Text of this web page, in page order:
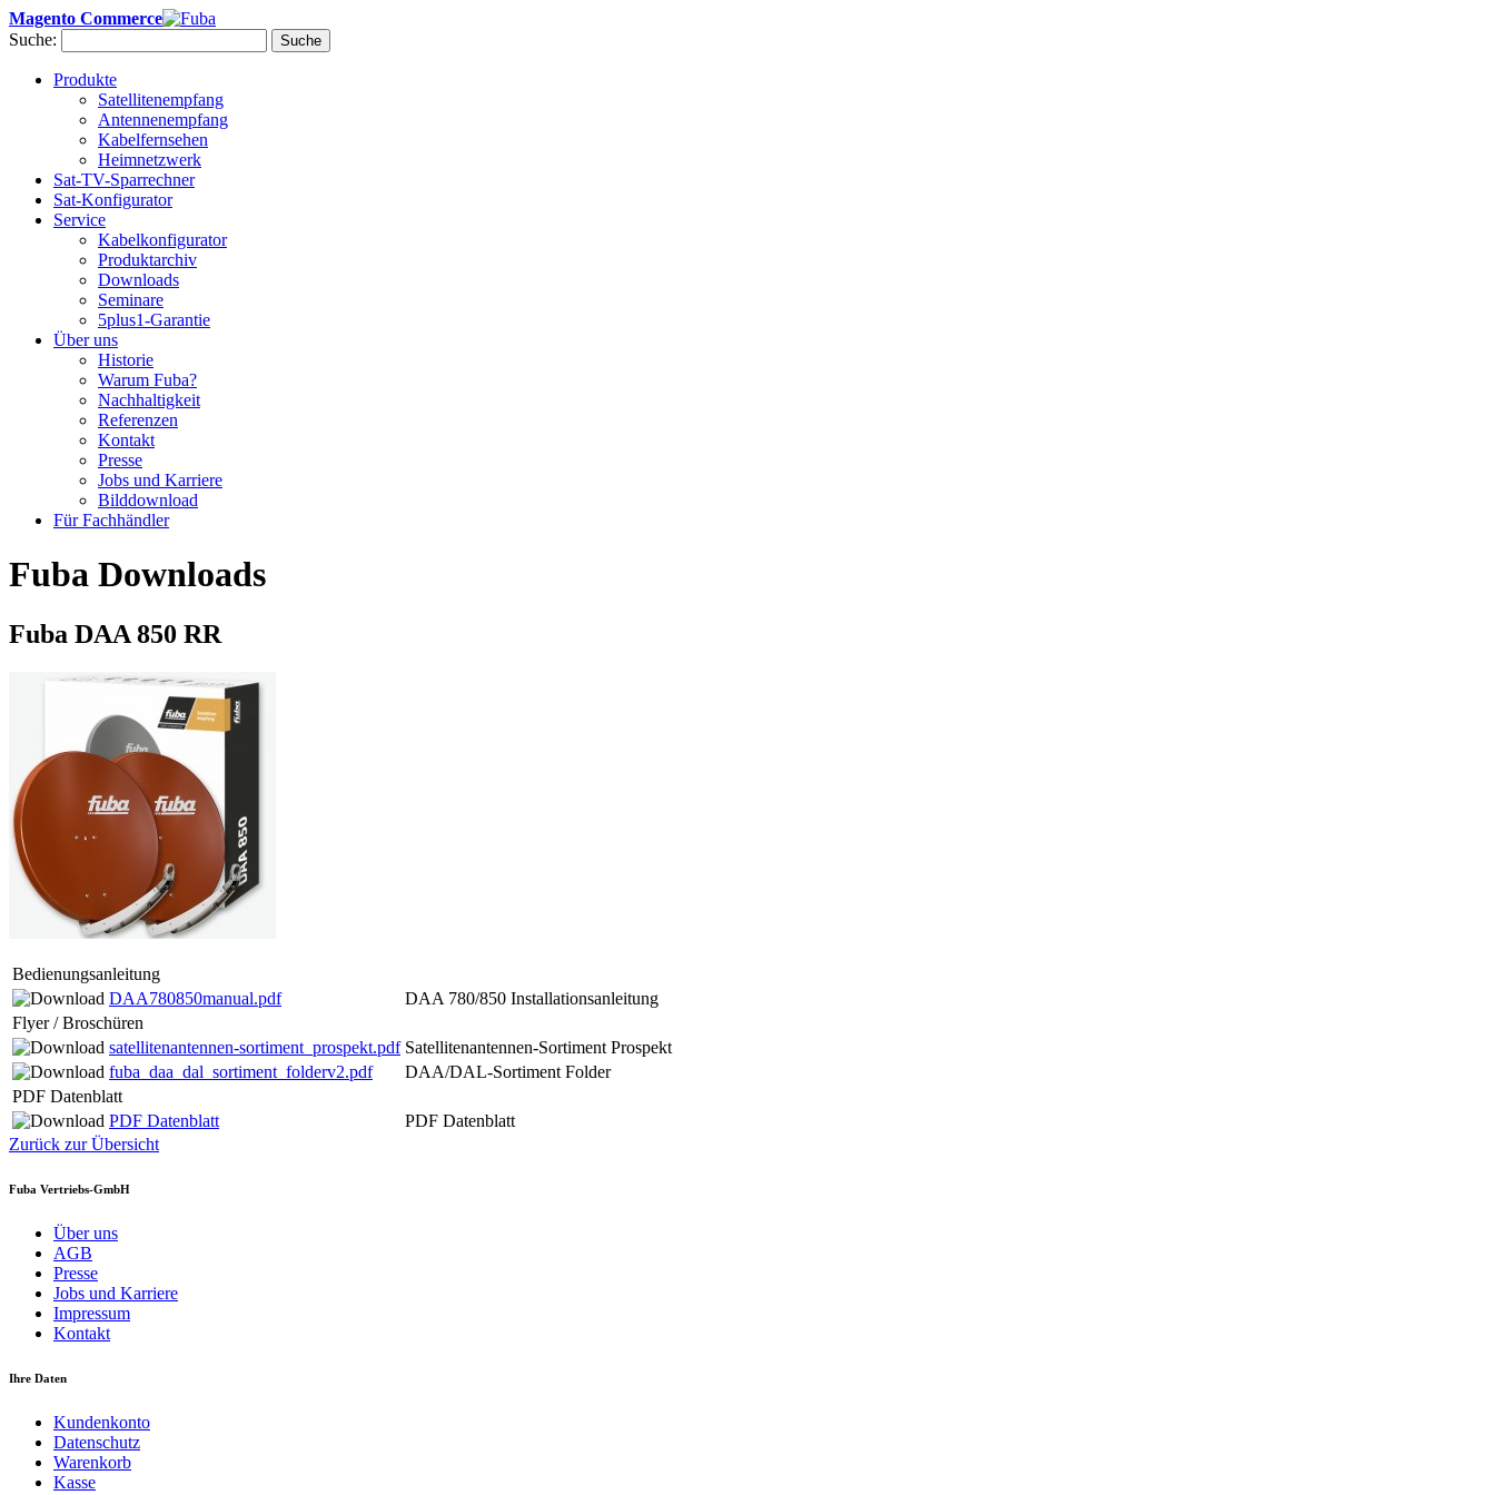
Magento Commerce
Suche:
Suche
Produkte
Satellitenempfang
Antennenempfang
Kabelfernsehen
Heimnetzwerk
Sat-TV-Sparrechner
Sat-Konfigurator
Service
Kabelkonfigurator
Produktarchiv
Downloads
Seminare
5plus1-Garantie
Über uns
Historie
Warum Fuba?
Nachhaltigkeit
Referenzen
Kontakt
Presse
Jobs und Karriere
Bilddownload
Für Fachhändler
Fuba Downloads
Fuba DAA 850 RR
Bedienungsanleitung
DAA780850manual.pdf
DAA 780/850 Installationsanleitung
Flyer / Broschüren
satellitenantennen-sortiment_prospekt.pdf Satellitenantennen-Sortiment Prospekt
fuba_daa_dal_sortiment_folderv2.pdf
DAA/DAL-Sortiment Folder
PDF Datenblatt
PDF Datenblatt
PDF Datenblatt
Zurück zur Übersicht
Fuba Vertriebs-GmbH
Über uns
AGB
Presse
Jobs und Karriere
Impressum
Kontakt
Ihre Daten
Kundenkonto
Datenschutz
Warenkorb
Kasse